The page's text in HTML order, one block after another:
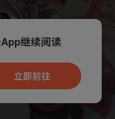
，可打开App新用
费看
继续阅读
立即前往